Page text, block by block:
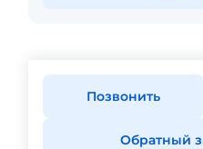
Позвонить
Обратный